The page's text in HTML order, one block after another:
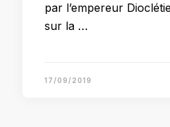
par l’empereur
sur la …
17/09/2019